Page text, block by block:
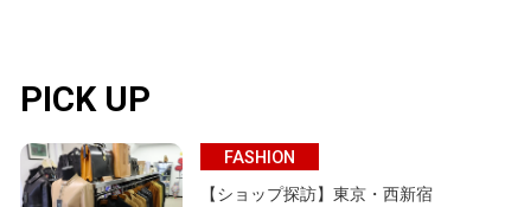
PICK UP
FASHION
【ショップ探訪】東京・西新宿